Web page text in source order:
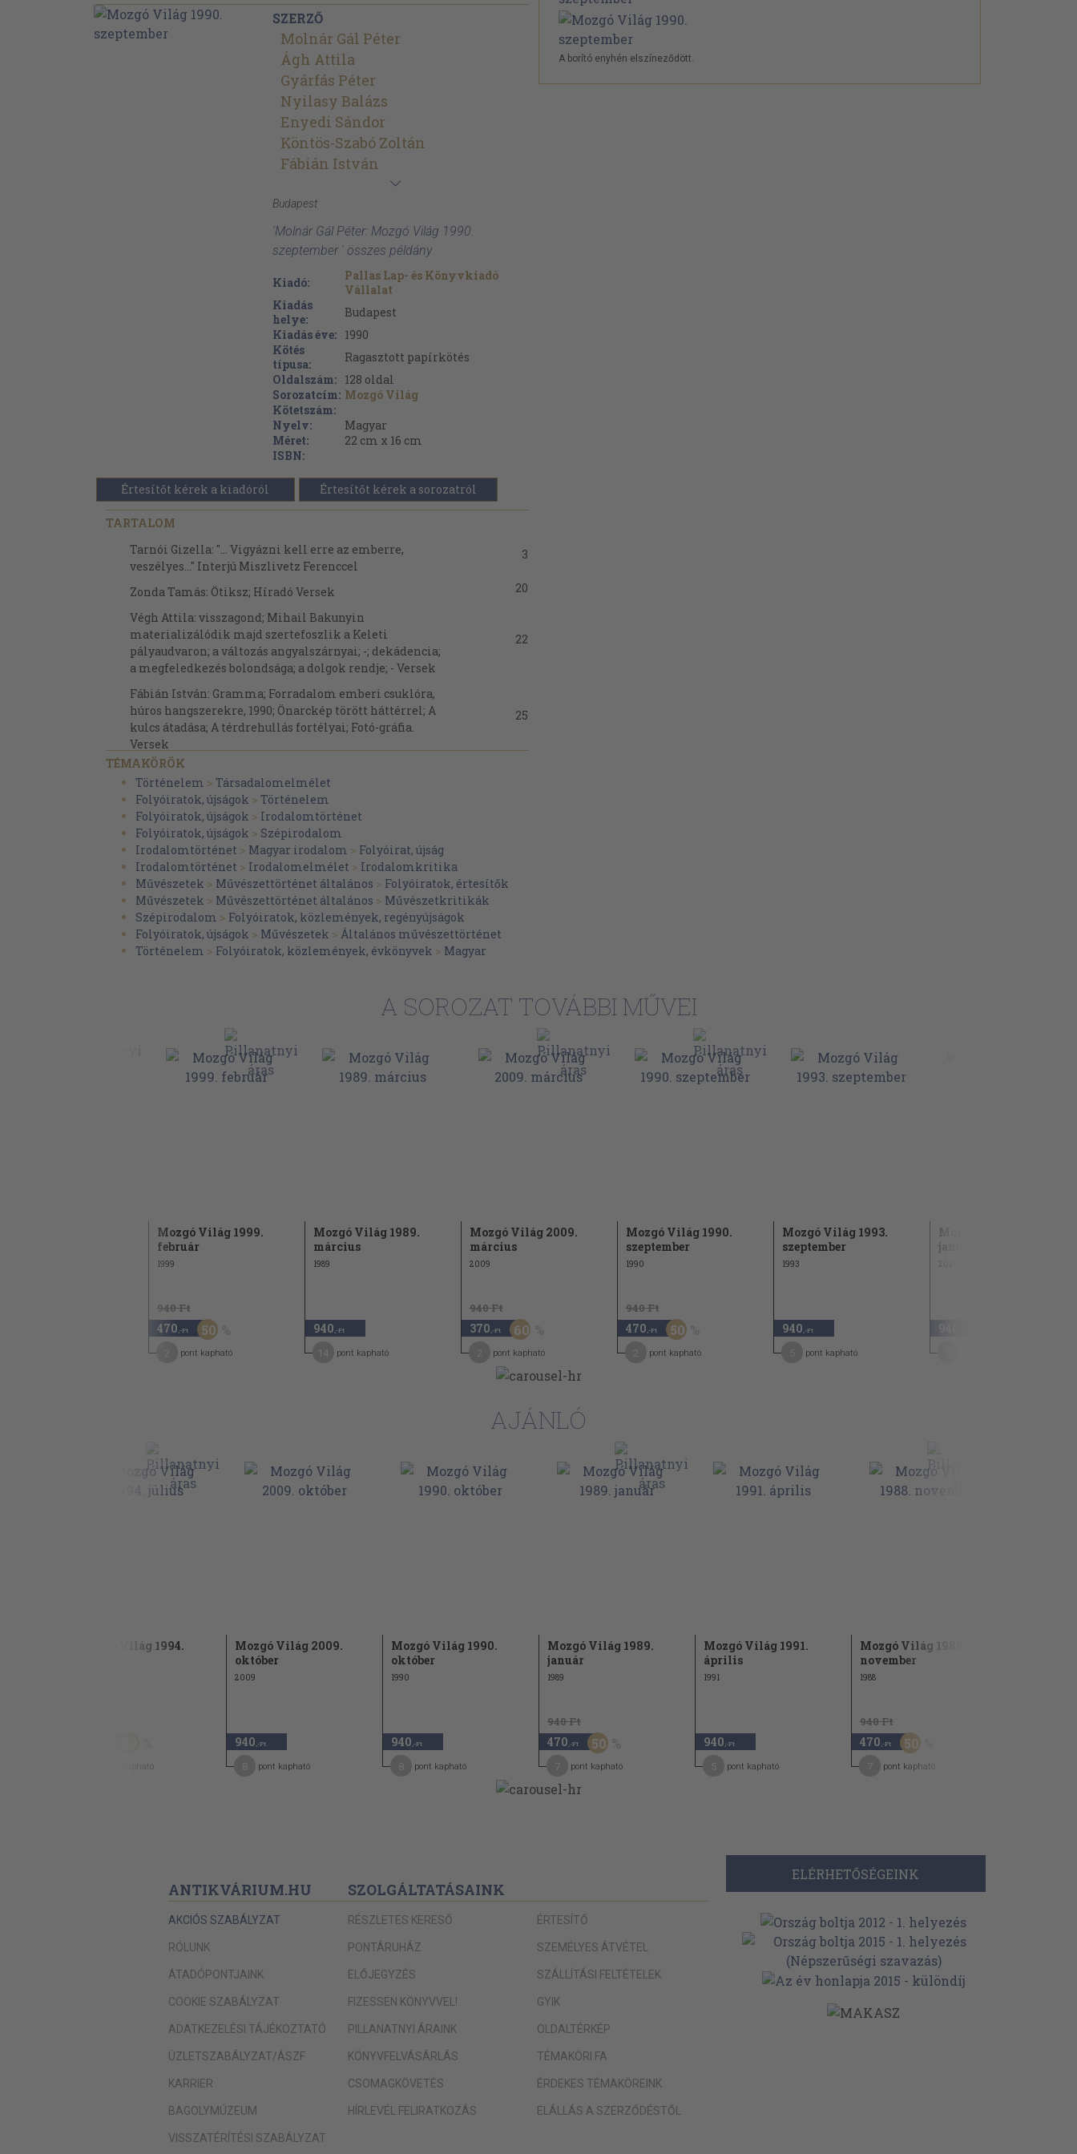
SZERZŐ
Molnár Gál Péter
Ágh Attila
Gyárfás Péter
Nyilasy Balázs
Enyedi Sándor
Köntös-Szabó Zoltán
Fábián István
Budapest
'Molnár Gál Péter: Mozgó Világ 1990.
szeptember ' összes példány
Kiadó:
Pallas Lap- és Könyvkiadó
Vállalat
Kiadás
helye:
Budapest
Kiadás éve: 1990
Kötés
típusa:
Ragasztott papírkötés
Oldalszám: 128 oldal
Sorozatcím: Mozgó Világ
Kötetszám:
Nyelv:
Magyar
Méret:
22 cm x 16 cm
ISBN:
Értesítőt kérek a kiadóról Értesítőt kérek a sorozatról
TARTALOM
Tarnói Gizella: "... Vigyázni kell erre az emberre,
veszélyes..." Interjú Miszlivetz Ferenccel
3
Zonda Tamás: Ötiksz; Híradó Versek
20
Végh Attila: visszagond; Mihail Bakunyin
materializálódik majd szertefoszlik a Keleti
pályaudvaron; a változás angyalszárnyai; -; dekádencia;
a megfeledkezés bolondsága; a dolgok rendje; - Versek
22
Fábián István: Gramma; Forradalom emberi csuklóra,
húros hangszerekre, 1990; Önarckép törött háttérrel; A
kulcs átadása; A térdrehullás fortélyai; Fotó-gráfia.
Versek
25
Kocsis Klára: Levélféle Platón úrnak. vers
Immanuel Wallerstein: A haladás mítosza - és a
valóság Esszé
Domány András: Élménytöredékek az amerikai
demokráciáról Publicisztika
Ágh Attila: A megújulás válsága - az új parlament első
60 napja. Tanulmány
Réti György: A második bécsi döntés. Tanulmány
Köntös-Szabó Zoltán: K. lelkész diáriumából, 1928-ik
Enyedi Sándor: A romániai magyar iskolahálózat 1945-
86
Műhelysarok
Gyárfás Péter: "A művészetben tudni kell várni".
96
TÉMAKÖRÖK
Történelem > Társadalomelmélet
Folyóiratok, újságok > Történelem
Folyóiratok, újságok > Irodalomtörténet
Folyóiratok, újságok > Szépirodalom
Irodalomtörténet > Magyar irodalom > Folyóirat, újság
Irodalomtörténet > Irodalomelmélet > Irodalomkritika
Művészetek > Művészettörténet általános > Folyóiratok, értesítők
Művészetek > Művészettörténet általános > Művészetkritikák
Szépirodalom > Folyóiratok, közlemények, regényújságok
Folyóiratok, újságok > Művészetek > Általános művészettörténet
Történelem > Folyóiratok, közlemények, évkönyvek > Magyar
A borító enyhén elszíneződött.
A SOROZAT TOVÁBBI MŰVEI
Mozgó Világ 1999.
február
1999
940 Ft
470 ,-Ft 50
pont kapható
Mozgó Világ 1989.
március
1989
940 ,-Ft
pont kapható
Mozgó Világ 2009.
március
2009
940 Ft
370 ,-Ft 60
pont kapható
Mozgó Világ 1990.
szeptember
1990
940 Ft
470 ,-Ft 50
pont kapható
Mozgó Világ 1993.
szeptember
1993
940 ,-Ft
pont kapható
Mozgó Világ 2020.
január
2020
AJÁNLÓ
Mozgó Világ 1994.
pont kapható
Mozgó Világ 2009.
október
2009
940 ,-Ft
pont kapható
Mozgó Világ 1990.
október
1990
940 ,-Ft
pont kapható
Mozgó Világ 1989.
január
1989
940 Ft
470 ,-Ft 50
pont kapható
Mozgó Világ 1991.
április
1991
940 ,-Ft
pont kapható
Mozgó Világ 1988.
november
1988
940 Ft
470 ,-Ft 50
pont kapható
ANTIKVÁRIUM.HU
AKCIÓS SZABÁLYZAT
RÓLUNK
ÁTADÓPONTJAINK
COOKIE SZABÁLYZAT
ADATKEZELÉSI TÁJÉKOZTATÓ
ÜZLETSZABÁLYZAT/ÁSZF
KARRIER
BAGOLYMÚZEUM
VISSZATÉRÍTÉSI SZABÁLYZAT
SZOLGÁLTATÁSAINK
RÉSZLETES KERESŐ
PONTÁRUHÁZ
ELŐJEGYZÉS
FIZESSEN KÖNYVVEL!
PILLANATNYI ÁRAINK
KÖNYVFELVÁSÁRLÁS
CSOMAGKÖVETÉS
HÍRLEVÉL FELIRATKOZÁS
ÉRTESÍTŐ
SZEMÉLYES ÁTVÉTEL
SZÁLLÍTÁSI FELTÉTELEK
GYIK
OLDALTÉRKÉP
TÉMAKÖRI FA
ÉRDEKES TÉMAKÖREINK
ELÁLLÁS A SZERZŐDÉSTŐL
ELÉRHETŐSÉGEINK